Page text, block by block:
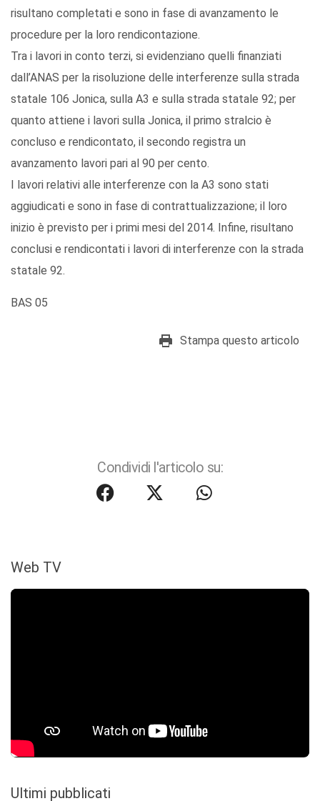
risultano completati e sono in fase di avanzamento le
procedure per la loro rendicontazione.
Tra i lavori in conto terzi, si evidenziano quelli finanziati
dall’ANAS per la risoluzione delle interferenze sulla strada
statale 106 Jonica, sulla A3 e sulla strada statale 92; per
quanto attiene i lavori sulla Jonica, il primo stralcio è
concluso e rendicontato, il secondo registra un
avanzamento lavori pari al 90 per cento.
I lavori relativi alle interferenze con la A3 sono stati
aggiudicati e sono in fase di contrattualizzazione; il loro
inizio è previsto per i primi mesi del 2014. Infine, risultano
conclusi e rendicontati i lavori di interferenze con la strada
statale 92.
BAS 05
Stampa questo articolo
Condividi l'articolo su:
Web TV
Ultimi pubblicati